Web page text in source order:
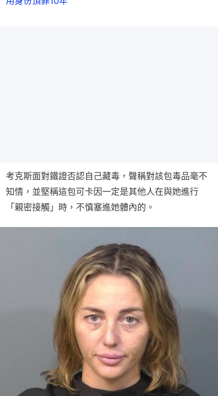
考克斯面對鐵證否認自己藏毒，聲稱對該包毒品毫不
知情，並堅稱這包可卡因一定是其他人在與她進行
「親密接觸」時，不慎塞進她體內的。